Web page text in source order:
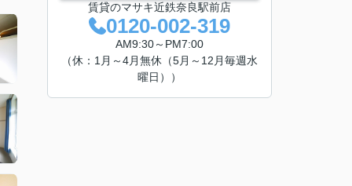
賃貸のマサキ近鉄奈良駅前店
0120-002-319
AM9:30～PM7:00
（休：1月～4月無休（5月～12月毎週水
曜日））